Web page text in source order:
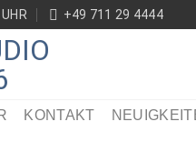
+49 711 29 4444
KONTAKT